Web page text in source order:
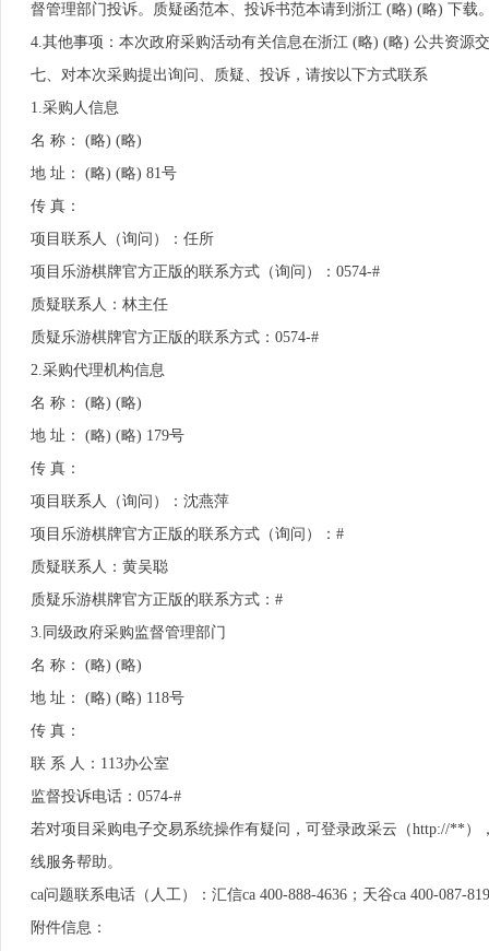
督管理部门投诉。质疑函范本、投诉书范本请到浙江 (略) (略) 下载
4.其他事项：本次政府采购活动有关信息在浙江 (略) (略) 公共资源
七、对本次采购提出询问、质疑、投诉，请按以下方式联系
1.采购人信息
名 称： (略) (略)
地 址： (略) (略) 81号
传 真：
项目联系人（询问）：任所
项目乐游棋牌官方正版的联系方式（询问）：0574-#
质疑联系人：林主任
质疑乐游棋牌官方正版的联系方式：0574-#
2.采购代理机构信息
名 称： (略) (略)
地 址： (略) (略) 179号
传 真：
项目联系人（询问）：沈燕萍
项目乐游棋牌官方正版的联系方式（询问）：#
质疑联系人：黄吴聪
质疑乐游棋牌官方正版的联系方式：#
3. 同级政府采购监督管理部门
名 称： (略) (略)
地 址： (略) (略) 118号
传 真：
联 系 人：113办公室
监督投诉电话：0574-#
若对项目采购电子交易系统操作有疑问，可登录政采云（http://**
线服务帮助。
ca问题联系电话（人工）：汇信ca 400-888-4636；天谷ca 400-087-
附件信息：